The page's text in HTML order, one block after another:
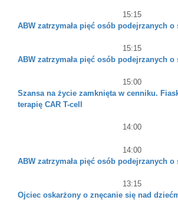
15:15
ABW zatrzymała pięć osób podejrzanych o
15:15
ABW zatrzymała pięć osób podejrzanych o
15:00
Szansa na życie zamknięta w cenniku.
terapię CAR T-cell
14:00
14:00
ABW zatrzymała pięć osób podejrzanych o
13:15
Ojciec oskarżony o znęcanie się nad